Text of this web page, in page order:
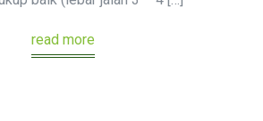
read more